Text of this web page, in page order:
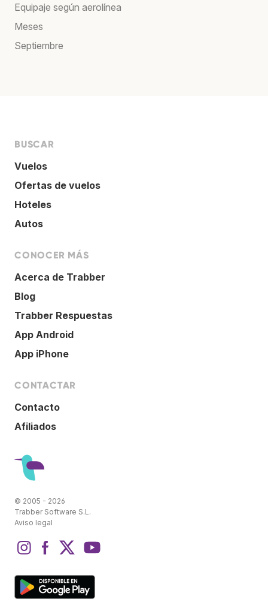
Equipaje según aerolínea
Meses
Septiembre
BUSCAR
Vuelos
Ofertas de vuelos
Hoteles
Autos
CONOCER MÁS
Acerca de Trabber
Blog
Trabber Respuestas
App Android
App iPhone
CONTACTAR
Contacto
Afiliados
© 2005 - 2026
Trabber Software S.L.
Aviso legal